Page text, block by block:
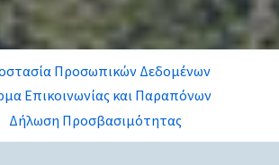
Προσωπικών Δεδομένων
Επικοινωνίας και Παραπόνων
Δήλωση Προσβασιμότητας